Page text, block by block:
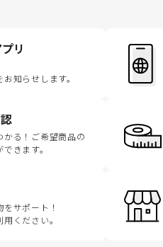
リ
知らせします。
かる！ご希望商品の
きます。
サポート！
ください。